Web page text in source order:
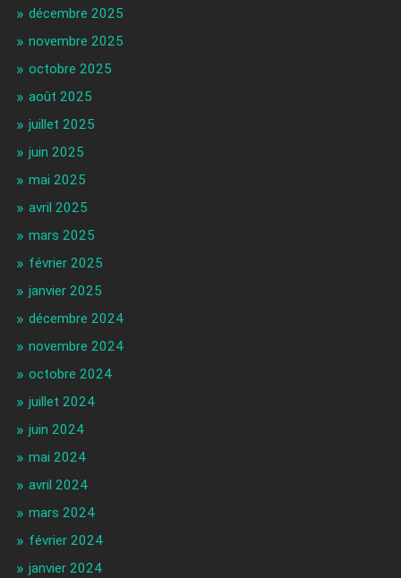
décembre 2025
novembre 2025
octobre 2025
août 2025
juillet 2025
juin 2025
mai 2025
avril 2025
mars 2025
février 2025
janvier 2025
décembre 2024
novembre 2024
octobre 2024
juillet 2024
juin 2024
mai 2024
avril 2024
mars 2024
février 2024
janvier 2024